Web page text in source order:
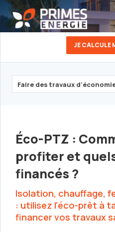
JE CALCULE
Éco-PTZ :
profiter et
financés ?
Isolation, chauffage,
: utilisez l'éco-prêt à
financer vos travaux